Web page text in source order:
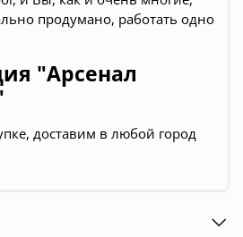
продумано, работать одно
"Арсенал
доставим в любой город